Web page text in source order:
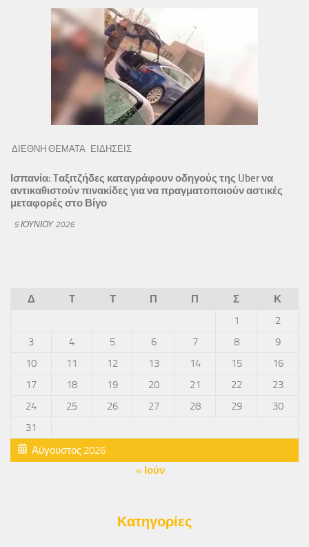
ΔΙΕΘΝΗ ΘΕΜΑΤΑ ΕΙΔΗΣΕΙΣ
Ισπανία: Tαξιτζήδες καταγράφουν οδηγούς της Uber να
αντικαθιστούν πινακίδες για να πραγματοποιούν αστικές
μεταφορές στο Βίγο
5 ΙΟΥΝΊΟΥ 2026
Αύγουστος 2026
Δ Τ Τ Π Π Σ
Κ
1
2
3
4 5 6 7 8
9
10
11 12 13 14 15
16
17
18 19 20 21 22
23
24
25 26 27 28 29
30
31
« Ιούν
Κατηγορίες